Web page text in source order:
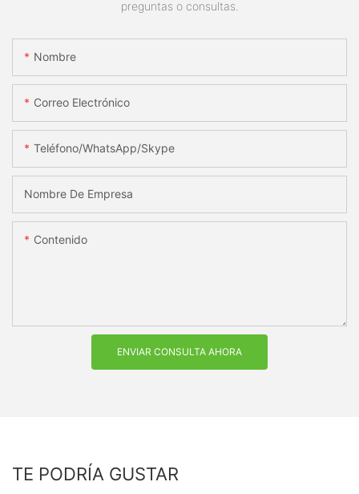
preguntas o consultas.
Nombre
Correo Electrónico
Teléfono/WhatsApp/Skype
Nombre De Empresa
Contenido
ENVIAR CONSULTA AHORA
TE PODRÍA GUSTAR